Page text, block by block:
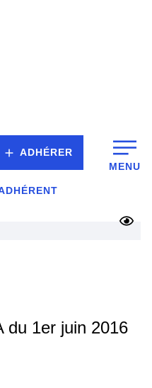
ADHÉRER
MENU
du 1er juin 2016